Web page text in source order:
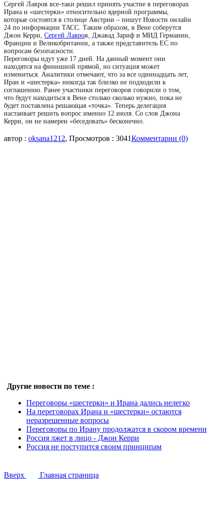
Сергей Лавров все-таки решил принять участие в переговорах
Ирана и «шестерки» относительно ядерной программы,
которые состоятся в столице Австрии – пишут Новости онлайн
24 по информации ТАСС. Таким образом, в Вене соберутся
Джон Керри, Сергей Лавров, Джавад Зариф и МИД Германии,
Франции и Великобритании, а также представитель ЕС по
вопросам безопасности.
Переговоры идут уже 17 дней. На данный момент они
находятся на финишной прямой, но ситуация может
измениться. Аналитики отмечают, что за все одиннадцать лет,
Иран и «шестерка» никогда так близко не подходили к
соглашению. Ранее участники переговоров говорили о том,
что будут находиться в Вене столько сколько нужно, пока не
будет поставлена решающая «точка». Теперь делегация
настаивает решить вопрос именно 12 июля. Со слов Джона
Керри, он не намерен «беседовать» бесконечно.
автор : oksana1212, Просмотров : 3041Комментарии (0)
Другие новости по теме :
Переговоры «шестерки» и Ирана дались нелегко
На переговорах Ирана и «шестерки» остаются
неразрешенные вопросы
Переговоры по Ирану продолжатся в скором времени
Россия лжет в лицо - Джон Керри
Россия не поступится своим принципам
Вверх Главная страница